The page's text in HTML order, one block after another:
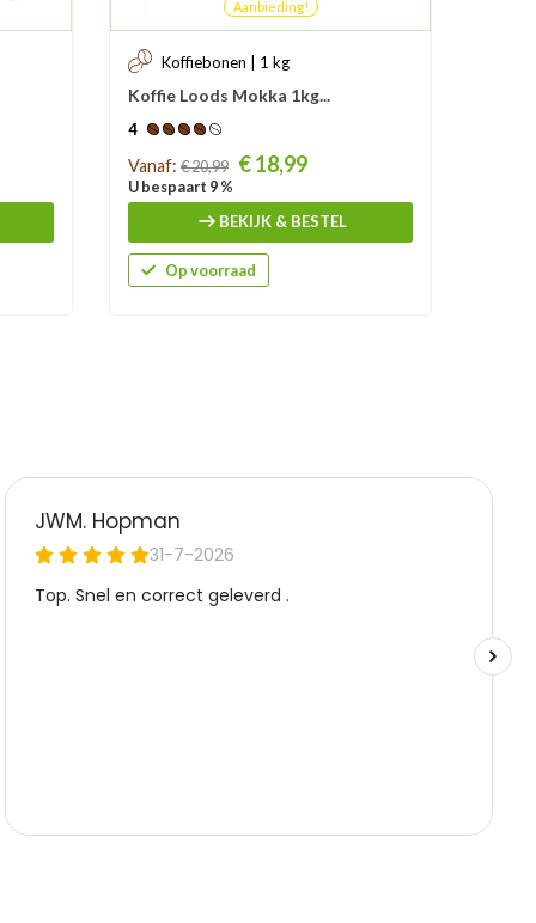
Aanbieding!
Koffiebonen | 1 kg
Koffie Loods Mokka 1kg...
4
Prijs
Vanaf: € 20,99 € 18,99
U bespaart 9 %
BEKIJK & BESTEL
Op voorraad